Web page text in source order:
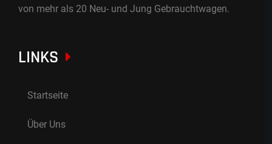
von mehr als 20 Neu- und Jung Gebrauchtwagen.
LINKS
Startseite
Über Uns